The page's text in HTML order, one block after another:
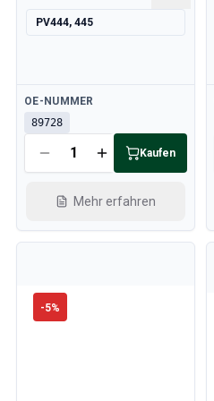
PV444, 445
Verfügbar
OE-NUMMER
89728
Kaufen
Mehr erfahren
-5%